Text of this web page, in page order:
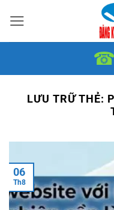
qua
nội
☎
LƯU TRỮ THẺ:
06
Th8